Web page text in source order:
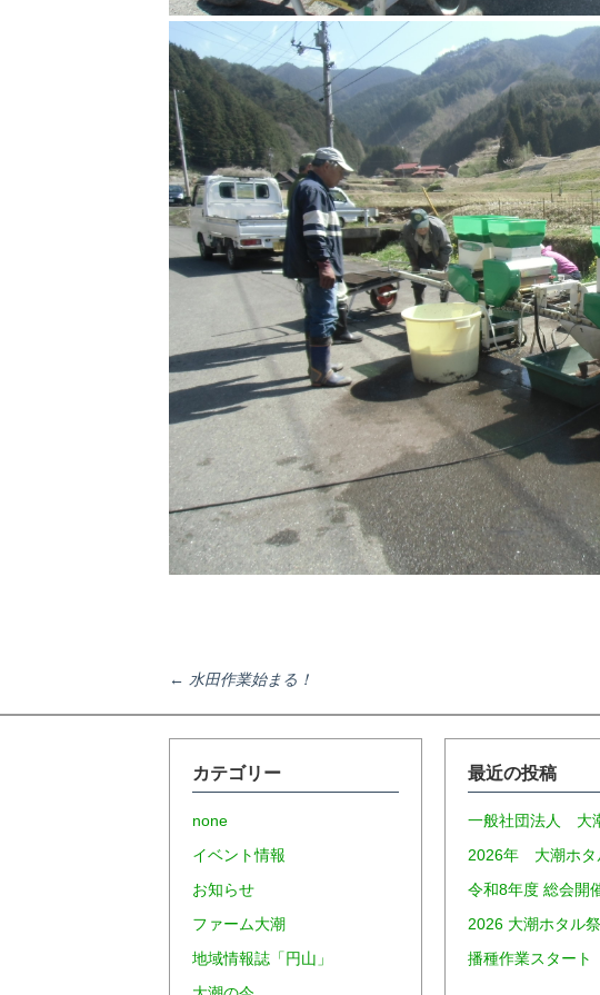
投
← 水田作業始まる！
カテゴリー
none
イベント情報
お知らせ
ファーム大潮
地域情報誌「円山」
最近の投稿
一般社団法人 大
2026年 大潮ホタ
令和8年度 総会開
2026 大潮ホタル
播種作業スタート